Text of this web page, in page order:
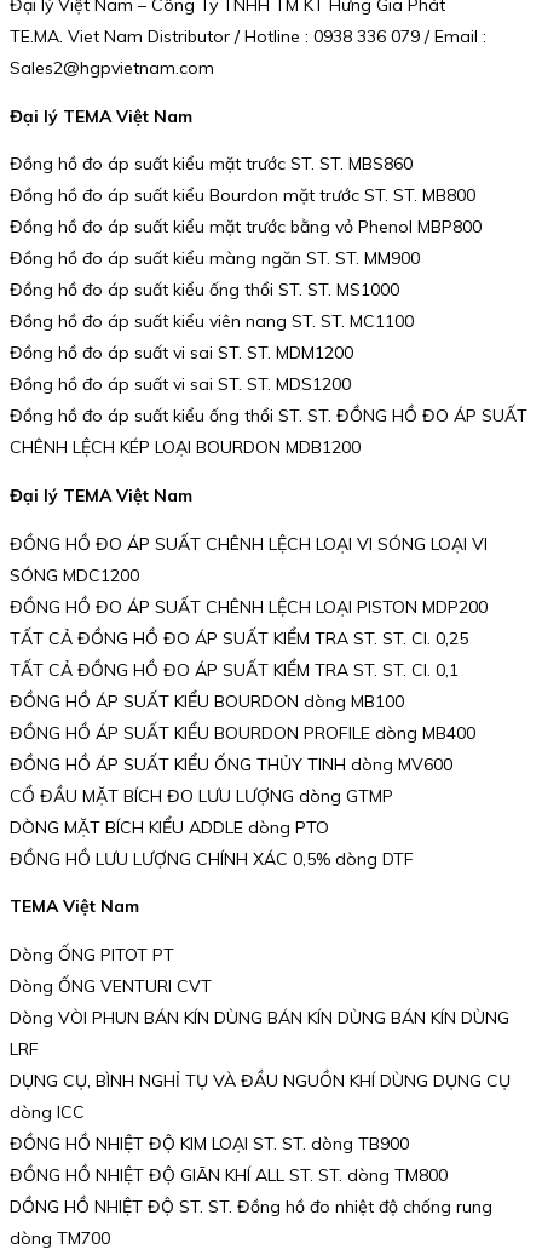
Đại lý Việt Nam – Công Ty TNHH TM KT Hưng Gia Phát
TE.MA. Viet Nam Distributor / Hotline : 0938 336 079 / Email :
Sales2@hgpvietnam.com
Đại lý TEMA Việt Nam
Đồng hồ đo áp suất kiểu mặt trước ST. ST. MBS860
Đồng hồ đo áp suất kiểu Bourdon mặt trước ST. ST. MB800
Đồng hồ đo áp suất kiểu mặt trước bằng vỏ Phenol MBP800
Đồng hồ đo áp suất kiểu màng ngăn ST. ST. MM900
Đồng hồ đo áp suất kiểu ống thổi ST. ST. MS1000
Đồng hồ đo áp suất kiểu viên nang ST. ST. MC1100
Đồng hồ đo áp suất vi sai ST. ST. MDM1200
Đồng hồ đo áp suất vi sai ST. ST. MDS1200
Đồng hồ đo áp suất kiểu ống thổi ST. ST. ĐỒNG HỒ ĐO ÁP SUẤT
CHÊNH LỆCH KÉP LOẠI BOURDON MDB1200
Đại lý TEMA Việt Nam
ĐỒNG HỒ ĐO ÁP SUẤT CHÊNH LỆCH LOẠI VI SÓNG LOẠI VI
SÓNG MDC1200
ĐỒNG HỒ ĐO ÁP SUẤT CHÊNH LỆCH LOẠI PISTON MDP200
TẤT CẢ ĐỒNG HỒ ĐO ÁP SUẤT KIỂM TRA ST. ST. Cl. 0,25
TẤT CẢ ĐỒNG HỒ ĐO ÁP SUẤT KIỂM TRA ST. ST. Cl. 0,1
ĐỒNG HỒ ÁP SUẤT KIỂU BOURDON dòng MB100
ĐỒNG HỒ ÁP SUẤT KIỂU BOURDON PROFILE dòng MB400
ĐỒNG HỒ ÁP SUẤT KIỂU ỐNG THỦY TINH dòng MV600
CỔ ĐẦU MẶT BÍCH ĐO LƯU LƯỢNG dòng GTMP
DÒNG MẶT BÍCH KIỂU ADDLE dòng PTO
ĐỒNG HỒ LƯU LƯỢNG CHÍNH XÁC 0,5% dòng DTF
TEMA Việt Nam
Dòng ỐNG PITOT PT
Dòng ỐNG VENTURI CVT
Dòng VÒI PHUN BÁN KÍN DÙNG BÁN KÍN DÙNG BÁN KÍN DÙNG
LRF
DỤNG CỤ, BÌNH NGHỈ TỤ VÀ ĐẦU NGUỒN KHÍ DÙNG DỤNG CỤ
dòng ICC
ĐỒNG HỒ NHIỆT ĐỘ KIM LOẠI ST. ST. dòng TB900
ĐỒNG HỒ NHIỆT ĐỘ GIÃN KHÍ ALL ST. ST. dòng TM800
DỒNG HỒ NHIỆT ĐỘ ST. ST. Đồng hồ đo nhiệt độ chống rung
dòng TM700